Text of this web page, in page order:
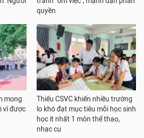
quyền
mong
vì được
Thiếu CSVC khiến nhiều trường
lo khó đạt mục tiêu mỗi học sinh
học ít nhất 1 môn thể thao,
nhạc cụ